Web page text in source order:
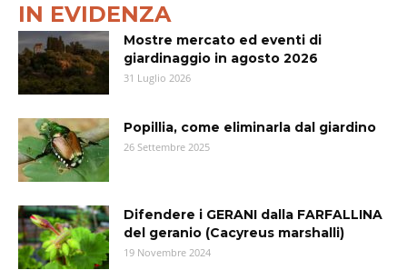
IN EVIDENZA
Mostre mercato ed eventi di
giardinaggio in agosto 2026
31 Luglio 2026
Popillia, come eliminarla dal giardino
26 Settembre 2025
Difendere i GERANI dalla FARFALLINA
del geranio (Cacyreus marshalli)
19 Novembre 2024